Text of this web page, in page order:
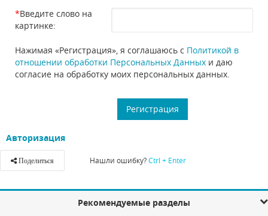
*Введите слово на
картинке:
Нажимая «Регистрация», я соглашаюсь с Политикой в
отношении обработки Персональных Данных и даю
согласие на обработку моих персональных данных.
Авторизация
Поделиться Нашли ошибку?Ctrl + Enter
Рекомендуемые разделы